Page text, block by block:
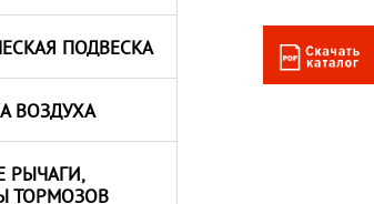
ПОДВЕСКА
ВОЗДУХА
РЫЧАГИ,
ТОРМОЗОВ